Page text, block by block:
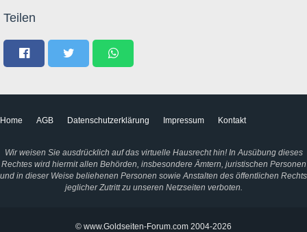
Teilen
Home AGB Datenschutzerklärung Impressum Kontakt
Wir weisen Sie ausdrücklich auf das virtuelle Hausrecht hin! In Ausübung dieses
Rechtes wird hiermit allen Behörden, insbesondere Ämtern, juristischen Personen
und in dieser Weise beliehenen Personen sowie Anstalten des öffentlichen Rechts
jeglicher Zutritt zu unseren Netzseiten verboten.
© www.Goldseiten-Forum.com 2004-2026